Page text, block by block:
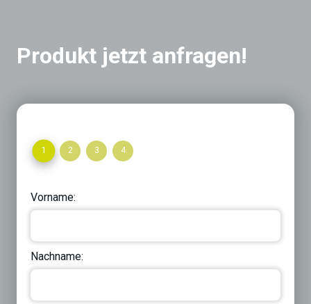
Produkt jetzt anfragen!
1 2 3 4
Vorname:
Nachname: